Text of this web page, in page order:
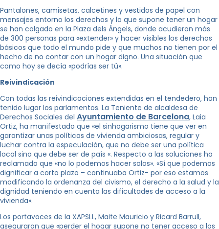
Pantalones, camisetas, calcetines y vestidos de papel con
mensajes entorno los derechos y lo que supone tener un hogar
se han colgado en la Plaza dels Àngels, donde acudieron más
de 300 personas para «extender» y hacer visibles los derechos
básicos que todo el mundo pide y que muchos no tienen por el
hecho de no contar con un hogar digno. Una situación que
como hoy se decía «podrías ser tú».
Reivindicación
Con todas las reivindicaciones extendidas en el tendedero, han
tenido lugar los parlamentos. La Teniente de alcaldesa de
Derechos Sociales del Ayuntamiento de Barcelona, ​​Laia
Ortiz, ha manifestado que «el sinhogarismo tiene que ver en
garantizar unas políticas de vivienda ambiciosas, regular y
luchar contra la especulación, que no debe ser una política
local sino que debe ser de país «. Respecto a las soluciones ha
reclamado que «no lo podemos hacer solos». «Sí que podemos
dignificar a corto plazo – continuaba Ortiz- por eso estamos
modificando la ordenanza del civismo, el derecho a la salud y la
dignidad teniendo en cuenta las dificultades de acceso a la
vivienda».
Los portavoces de la XAPSLL, Maite Mauricio y Ricard Barrull,
aseguraron que «perder el hogar supone no tener acceso a los